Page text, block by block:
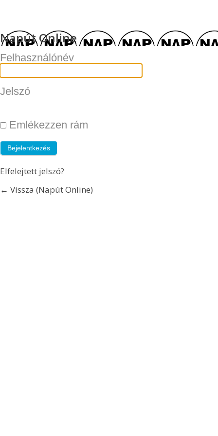
Napút Online
Felhasználónév
Jelszó
Emlékezzen rám
Elfelejtett jelszó?
← Vissza (Napút Online)